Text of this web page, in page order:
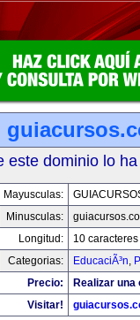
este dominio lo
Mayusculas:
Minusculas:
Longitud:
10 caracteres
Categorias:
EducaciÃ³n,
Precio:
Realizar una
Visitar!